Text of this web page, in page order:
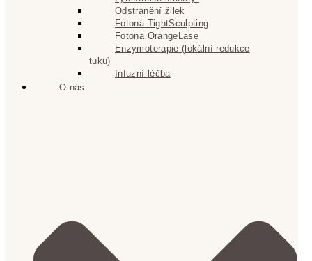
Odstranění žilek
Fotona TightSculpting
Fotona OrangeLase
Enzymoterapie (lokální redukce
tuku)
Infuzní léčba
O nás